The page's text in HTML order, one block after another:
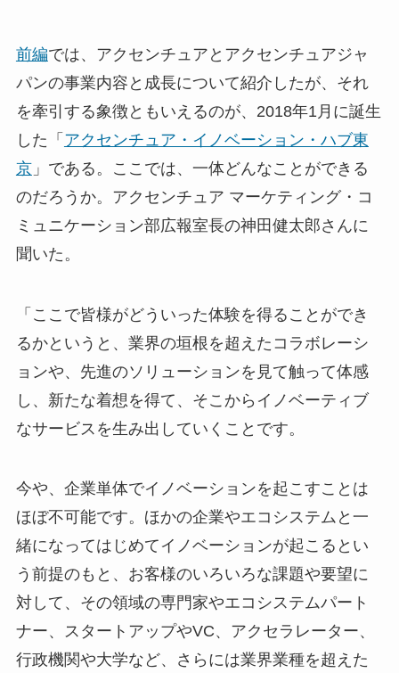
前編では、アクセンチュアとアクセンチュアジャ
パンの事業内容と成長について紹介したが、それ
を牽引する象徴ともいえるのが、2018年1月に誕生
した「 アクセンチュア・イノベーション・ハブ東
京」である。ここでは、一体どんなことができる
のだろうか。アクセンチュア マーケティング・コ
ミュニケーション部広報室長の神田健太郎さんに
聞いた。
「ここで皆様がどういった体験を得ることができ
るかというと、業界の垣根を超えたコラボレーシ
ョンや、先進のソリューションを見て触って体感
し、新たな着想を得て、そこからイノベーティブ
なサービスを生み出していくことです。
今や、企業単体でイノベーションを起こすことは
ほぼ不可能です。ほかの企業やエコシステムと一
緒になってはじめてイノベーションが起こるとい
う前提のもと、お客様のいろいろな課題や要望に
対して、その領域の専門家やエコシステムパート
ナー、スタートアップやVC、アクセラレーター、
行政機関や大学など、さらには業界業種を超えた